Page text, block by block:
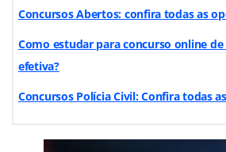
Concursos Abertos: confira todas as
Como estudar para concurso online
efetiva?
Concursos Polícia Civil: Confira todas